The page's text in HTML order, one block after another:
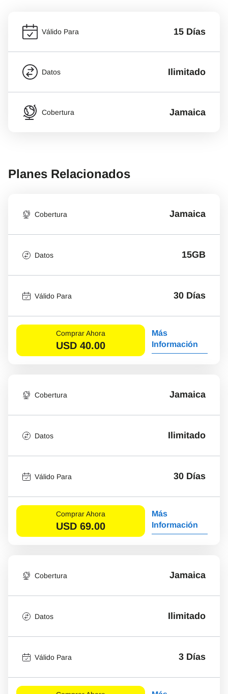
Válido Para 15 Días
Datos Ilimitado
Cobertura Jamaica
Planes Relacionados
Cobertura Jamaica
Datos 15GB
Válido Para 30 Días
Comprar Ahora
USD 40.00
Más
Información
Cobertura Jamaica
Datos Ilimitado
Válido Para 30 Días
Comprar Ahora
USD 69.00
Más
Información
Cobertura Jamaica
Datos Ilimitado
Válido Para 3 Días